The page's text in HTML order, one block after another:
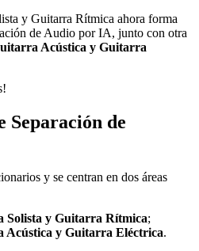
y Guitarra Rítmica ahora forma
de Audio por IA, junto con otra
Acústica y Guitarra
Separación de
y se centran en dos áreas
Solista y Guitarra Rítmica;
Acústica y Guitarra Eléctrica.